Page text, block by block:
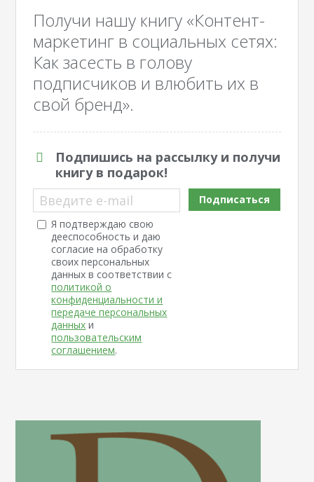
Получи нашу книгу «Контент-
маркетинг в социальных сетях:
Как засесть в голову
подписчиков и влюбить их в
свой бренд».
Подпишись на рассылку и получи
книгу в подарок!
Введите e-mail
Я подтверждаю свою
дееспособность и даю
согласие на обработку
своих персональных
данных в соответствии с
политикой о
конфиденциальности и
передаче персональных
данных и
пользовательским
соглашением.
Подписаться